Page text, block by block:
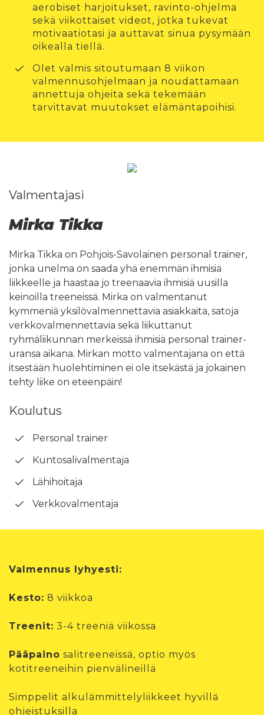
aerobiset harjoitukset, ravinto-ohjelma
sekä viikottaiset videot, jotka tukevat
motivaatiotasi ja auttavat sinua pysymään
oikealla tiellä.
Olet valmis sitoutumaan 8 viikon
valmennusohjelmaan ja noudattamaan
annettuja ohjeita sekä tekemään
tarvittavat muutokset elämäntapoihisi.
Valmentajasi
Mirka Tikka
Mirka Tikka on Pohjois-Savolainen personal trainer,
jonka unelma on saada yhä enemmän ihmisiä
liikkeelle ja haastaa jo treenaavia ihmisiä uusilla
keinoilla treeneissä. Mirka on valmentanut
kymmeniä yksilövalmennettavia asiakkaita, satoja
verkkovalmennettavia sekä liikuttanut
ryhmäliikunnan merkeissä ihmisiä personal trainer-
uransa aikana. Mirkan motto valmentajana on että
itsestään huolehtiminen ei ole itsekästä ja jokainen
tehty liike on eteenpäin!
Koulutus
Personal trainer
Kuntosalivalmentaja
Lähihoitaja
Verkkovalmentaja
Valmennus lyhyesti:
Kesto: 8 viikkoa
Treenit: 3-4 treeniä viikossa
Pääpaino salitreeneissä, optio myös
kotitreeneihin pienvälineillä
Simppelit alkulämmittelyliikkeet hyvillä
ohjeistuksilla